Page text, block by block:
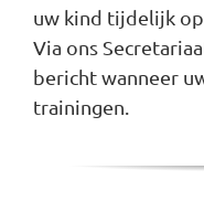
uw kind tijdelijk
Via ons
bericht wanneer
trainingen.